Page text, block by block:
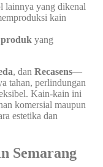
lainnya yang dikenal
kain
yang
, dan Recasens—
tahan, perlindungan
Kain-kain ini
komersial maupun
estetika dan
Semarang